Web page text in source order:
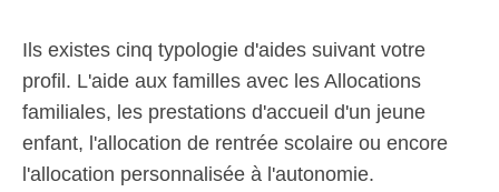
Ils existes cinq typologie d'aides suivant votre
profil. L'aide aux familles avec les Allocations
familiales, les prestations d'accueil d'un jeune
enfant, l'allocation de rentrée scolaire ou encore
l'allocation personnalisée à l'autonomie.